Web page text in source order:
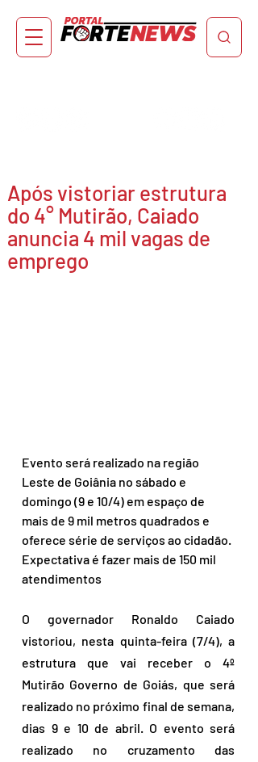
Após vistoriar estrutura
do 4° Mutirão, Caiado
anuncia 4 mil vagas de
emprego
Evento será realizado na região
Leste de Goiânia no sábado e
domingo (9 e 10/4) em espaço de
mais de 9 mil metros quadrados e
oferece série de serviços ao cidadão.
Expectativa é fazer mais de 150 mil
atendimentos
O governador Ronaldo Caiado
vistoriou, nesta quinta-feira (7/4), a
estrutura que vai receber o 4º
Mutirão Governo de Goiás, que será
realizado no próximo final de semana,
dias 9 e 10 de abril. O evento será
realizado no cruzamento das